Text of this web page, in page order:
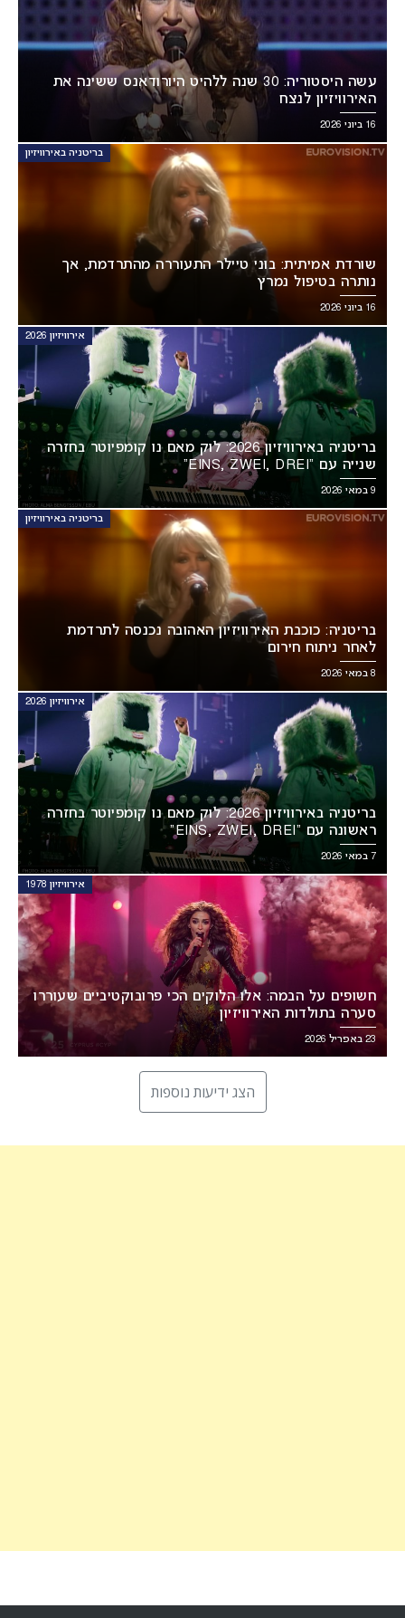
עשה היסטוריה: 30 שנה ללהיט היורודאנס ששינה את
האירוויזיון לנצח
16 ביוני 2026
בריטניה באירוויזיון
שורדת אמיתית: בוני טיילר התעוררה מהתרדמת, אך
נותרה בטיפול נמרץ
16 ביוני 2026
אירוויזיון 2026
בריטניה באירוויזיון 2026: לוק מאם נו קומפיוטר בחזרה
שנייה עם “EINS, ZWEI, DREI”
9 במאי 2026
בריטניה באירוויזיון
בריטניה: כוכבת האירוויזיון האהובה נכנסה לתרדמת
לאחר ניתוח חירום
8 במאי 2026
אירוויזיון 2026
בריטניה באירוויזיון 2026: לוק מאם נו קומפיוטר בחזרה
ראשונה עם “EINS, ZWEI, DREI”
7 במאי 2026
אירוויזיון 1978
חשופים על הבמה: אלו הלוקים הכי פרובוקטיביים שעוררו
סערה בתולדות האירוויזיון
23 באפריל 2026
הצג ידיעות נוספות